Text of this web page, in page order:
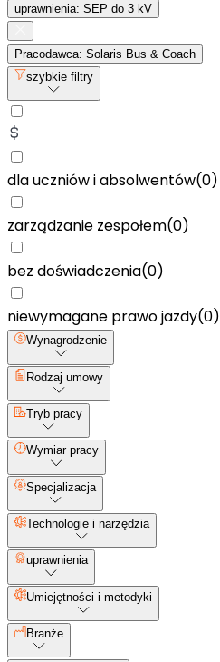
uprawnienia: SEP do 3 kV
Pracodawca: Solaris Bus & Coach
szybkie filtry
dla uczniów i absolwentów(0)
zarządzanie zespołem(0)
bez doświadczenia(0)
niewymagane prawo jazdy(0)
Wynagrodzenie
Rodzaj umowy
Tryb pracy
Wymiar pracy
Specjalizacja
Technologie i narzędzia
uprawnienia
Umiejętności i metodyki
Branże